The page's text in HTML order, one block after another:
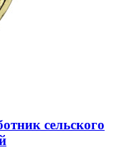
сельского